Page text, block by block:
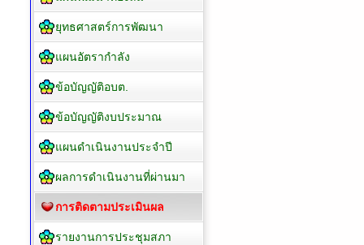
ยุทธศาสตร์การพัฒนา
แผนอัตรากำลัง
ข้อบัญญัติอบต.
ข้อบัญญัติงบประมาณ
แผนดำเนินงานประจำปี
ผลการดำเนินงานที่ผ่านมา
การติดตามประเมินผล
รายงานการประชุมสภา